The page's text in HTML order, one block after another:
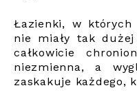
Łazienki, w których
nie miały tak
całkowicie
niezmienna, a
zaskakuje każdego,